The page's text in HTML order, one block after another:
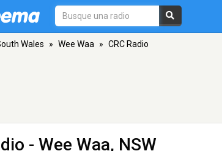
Wales » Wee Waa » CRC Radio
- Wee Waa, NSW